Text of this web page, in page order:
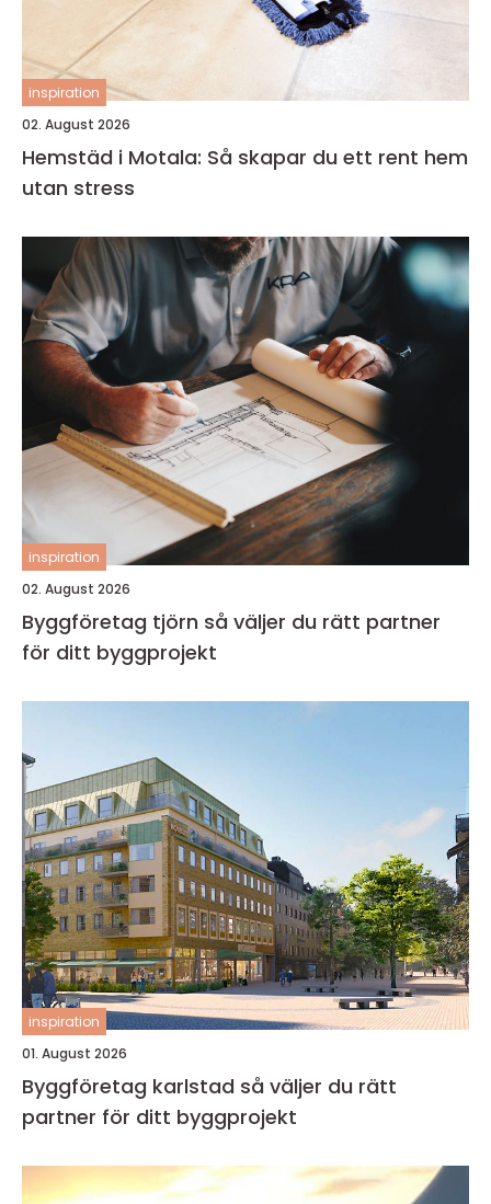
inspiration
02. August 2026
Hemstäd i Motala: Så skapar du ett rent hem
utan stress
inspiration
02. August 2026
Byggföretag tjörn så väljer du rätt partner
för ditt byggprojekt
inspiration
01. August 2026
Byggföretag karlstad så väljer du rätt
partner för ditt byggprojekt